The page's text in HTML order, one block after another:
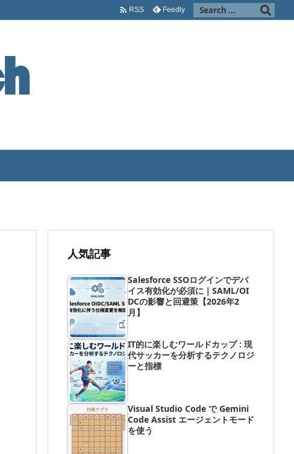
 RSS Feedly
人気記事
Salesforce SSOログインでデバ
イス有効化が必須に｜SAML/OI
DCの影響と回避策【2026年2
月】
IT的に楽しむワールドカップ : 現
代サッカーを分析するテクノロジ
ーと指標
Visual Studio Code で Gemini
Code Assist エージェントモード
を使う